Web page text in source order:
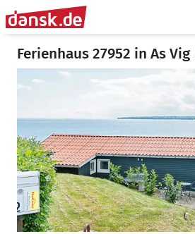
Ferienhaus 27952 in As